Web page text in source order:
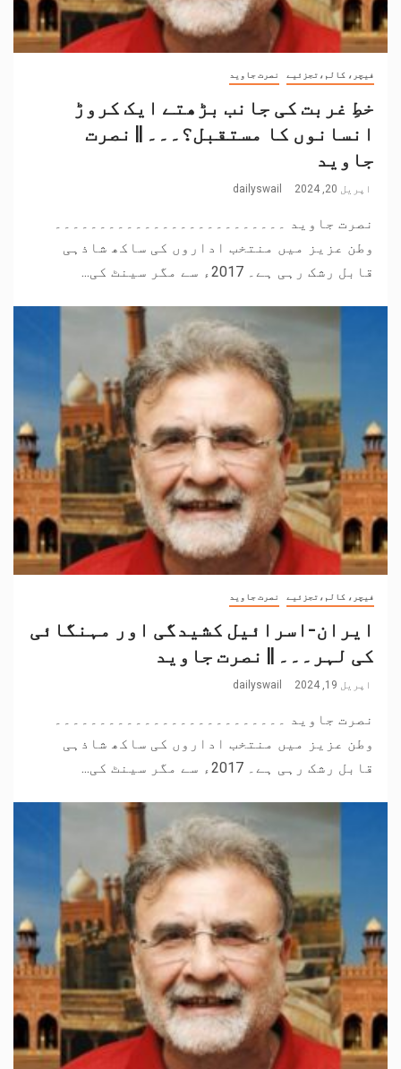
فیچر، کالم،تجزئیے نصرت جاوید
خطِ غربت کی جانب بڑھتے ایک کروڑ
انسانوں کا مستقبل؟۔۔۔ || نصرت
جاوید
اپریل 20, 2024 dailyswail
نصرت جاوید ۔۔۔۔۔۔۔۔۔۔۔۔۔۔۔۔۔۔۔۔۔۔۔۔۔۔
وطن عزیز میں منتخب اداروں کی ساکھ شاذہی
قابل رشک رہی ہے۔ 2017ء سے مگر سینٹ کی...
فیچر، کالم،تجزئیے نصرت جاوید
ایران-اسرائیل کشیدگی اور مہنگائی
کی لہر۔۔۔ || نصرت جاوید
اپریل 19, 2024 dailyswail
نصرت جاوید ۔۔۔۔۔۔۔۔۔۔۔۔۔۔۔۔۔۔۔۔۔۔۔۔۔۔
وطن عزیز میں منتخب اداروں کی ساکھ شاذہی
قابل رشک رہی ہے۔ 2017ء سے مگر سینٹ کی...